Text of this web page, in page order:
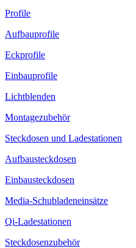
Profile
Aufbauprofile
Eckprofile
Einbauprofile
Lichtblenden
Montagezubehör
Steckdosen und Ladestationen
Aufbausteckdosen
Einbausteckdosen
Media-Schubladeneinsätze
Qi-Ladestationen
Steckdosenzubehör